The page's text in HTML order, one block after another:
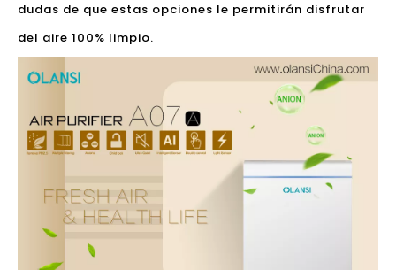
dudas de que estas opciones le permitirán disfrutar
del aire 100% limpio.